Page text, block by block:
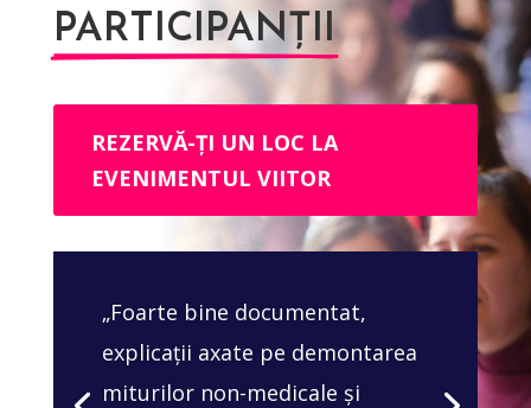
PARTICIPANȚII
REZERVĂ-ȚI UN LOC LA
EVENIMENTUL VIITOR
„Foarte bine documentat,
explicații axate pe demontarea
miturilor non-medicale și